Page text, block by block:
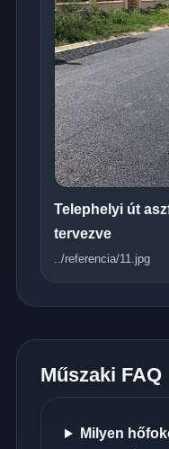
Telephelyi út
tervezve
../referencia/11.jpg
Műszaki FAQ
Milyen